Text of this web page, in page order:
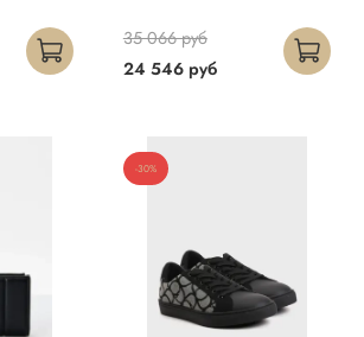
24 546 руб
35 066 руб
-30%